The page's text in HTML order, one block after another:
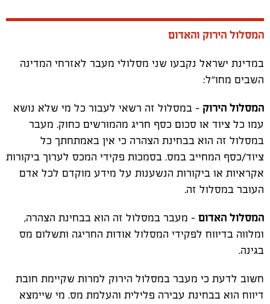
המסלול הירוק והאדום
במדינת ישראל נקבעו שני מסלולי מעבר לאזרחי המדינה
השבים מחו"ל:
המסלול הירוק - במסלול זה רשאי לעבור כל מי שלא נושא
עמו כל ציוד או סכום כסף חריג מהמורשים כחוק. מעבר
במסלול זה הוא בבחינת הצהרה כי אין באמתחתך כל
ציוד/כסף המחייב במס. בסמכות פקידי המכס לערוך ביקורות
אקראיות או ביקורות הנשענות על מידע מוקדם לכל אדם
העובר במסלול זה.
המסלול האדום - מעבר במסלול זה הוא בבחינת הצהרה,
ומלווה בדיווח לפקידי המסלול אודות החריגה ותשלום מס
בגינה.
חשוב לדעת כי מעבר במסלול הירוק למרות שקיימת חובת
דיווח הוא בבחינת עבירה פלילית והעלמת מס. מי שיימצא